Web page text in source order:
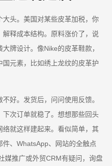
头。美国对某些皮革加税，你
释成本结构。原料涨价了，说
牌设计。像Nike的皮革鞋款，
元素，比如绣上龙纹的皮革护
好。发货后，问问使用反馈。
次订单就稳了。想想那些回头
就这样建起来。看似简单，其
、WhatsApp、网站的全触点
媒推广或外贸CRM有疑问，询盘